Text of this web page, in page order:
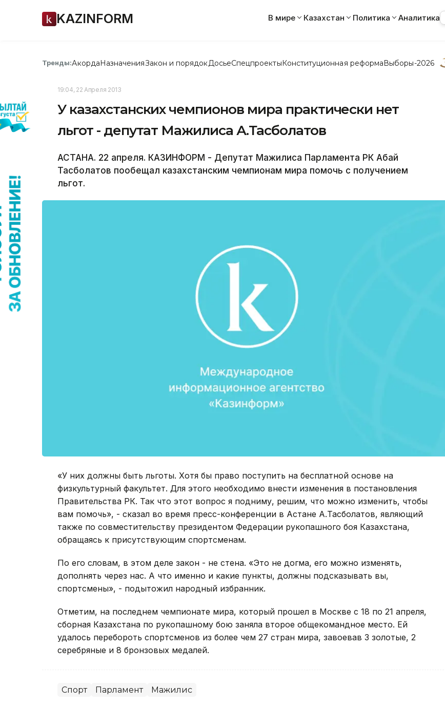
KAZINFORM В мире Казахстан Политика Аналитика
Тренды:АкордаНазначенияЗакон и порядок ДосьеСпецпроектыКонституционная реформаВыборы-2026
19:04, 22 Апреля 2013
У казахстанских чемпионов мира практически нет
льгот - депутат Мажилиса А.Тасболатов
АСТАНА. 22 апреля. КАЗИНФОРМ - Депутат Мажилиса Парламента РК Абай
Тасболатов пообещал казахстанским чемпионам мира помочь с получением
льгот.
«У них должны быть льготы. Хотя бы право поступить на бесплатной основе на
физкультурный факультет. Для этого необходимо внести изменения в постановления
Правительства РК. Так что этот вопрос я подниму, решим, что можно изменить, чтобы
вам помочь», - сказал во время пресс-конференции в Астане А.Тасболатов, являющий
также по совместительству президентом Федерации рукопашного боя Казахстана,
обращаясь к присутствующим спортсменам.
По его словам, в этом деле закон - не стена. «Это не догма, его можно изменять,
дополнять через нас. А что именно и какие пункты, должны подсказывать вы,
спортсмены», - подытожил народный избранник.
Отметим, на последнем чемпионате мира, который прошел в Москве с 18 по 21 апреля,
сборная Казахстана по рукопашному бою заняла второе общекомандное место. Ей
удалось перебороть спортсменов из более чем 27 стран мира, завоевав 3 золотые, 2
серебряные и 8 бронзовых медалей.
Спорт Парламент Мажилис